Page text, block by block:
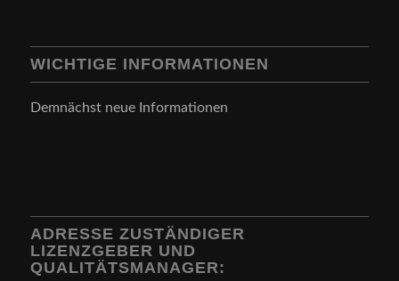
WICHTIGE INFORMATIONEN
Demnächst neue Informationen
ADRESSE ZUSTÄNDIGER
LIZENZGEBER UND
QUALITÄTSMANAGER: